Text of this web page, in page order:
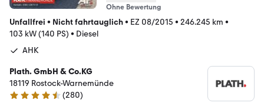
Ohne Bewertung
Unfallfrei • Nicht fahrtauglich• EZ 08/2015 • 246.245 km •
103 kW (140 PS) • Diesel
AHK
Plath. GmbH & Co.KG
18119 Rostock-Warnemünde
4.7 Sterne
(280)